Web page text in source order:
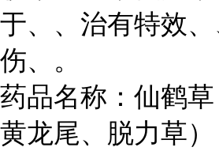
于、、治有特效
伤、。
药品名称：仙鹤草
黄龙尾、脱力草）